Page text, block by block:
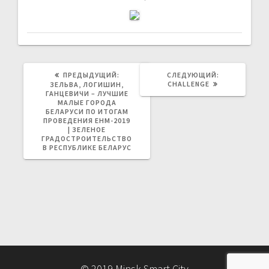
ПРЕДЫДУЩИЙ: ПРЕДЫДУЩАЯ
ЗАПИСЬ:
ЗЕЛЬВА, ЛОГИШИН,
ГАНЦЕВИЧИ – ЛУЧШИЕ
МАЛЫЕ ГОРОДА
БЕЛАРУСИ ПО ИТОГАМ
ПРОВЕДЕНИЯ ЕНМ-2019
| ЗЕЛЕНОЕ
ГРАДОСТРОИТЕЛЬСТВО
В РЕСПУБЛИКЕ БЕЛАРУС
СЛЕДУЮЩИЙ:
CHALLENGE